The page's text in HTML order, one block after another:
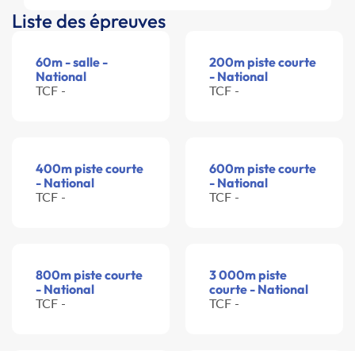
Liste des épreuves
60m - salle -
National
TCF -
200m piste courte
- National
TCF -
400m piste courte
- National
TCF -
600m piste courte
- National
TCF -
800m piste courte
- National
TCF -
3 000m piste
courte - National
TCF -